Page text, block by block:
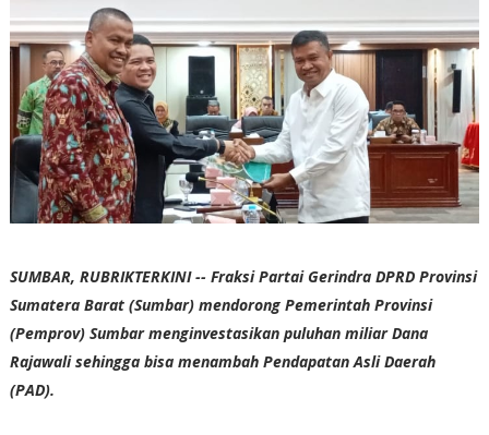
SUMBAR, RUBRIKTERKINI -- Fraksi Partai Gerindra DPRD Provinsi
Sumatera Barat (Sumbar) mendorong Pemerintah Provinsi
(Pemprov) Sumbar menginvestasikan puluhan miliar Dana
Rajawali sehingga bisa menambah Pendapatan Asli Daerah
(PAD).